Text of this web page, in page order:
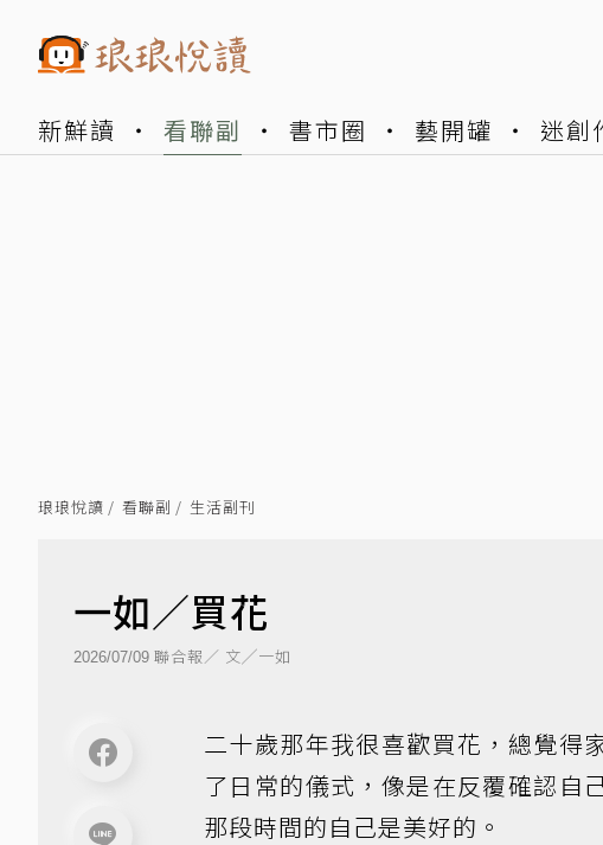
新鮮讀 看聯副 書市圈 藝開罐 迷創
琅琅悅讀 看聯副 生活副刊
一如／買花
2026/07/09 聯合報／ 文╱一如
二十歲那年我很喜歡買花，總覺得
了日常的儀式，像是在反覆確認自
那段時間的自己是美好的。